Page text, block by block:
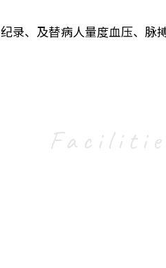
录、及替病人量度血压、脉